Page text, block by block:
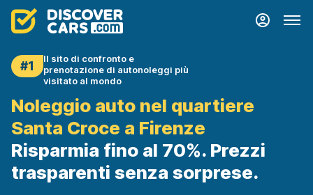
#1
Il sito di confronto e
prenotazione di autonoleggi più
visitato al mondo
Noleggio auto nel quartiere
Santa Croce a Firenze
Risparmia fino al 70%. Prezzi
trasparenti senza sorprese.